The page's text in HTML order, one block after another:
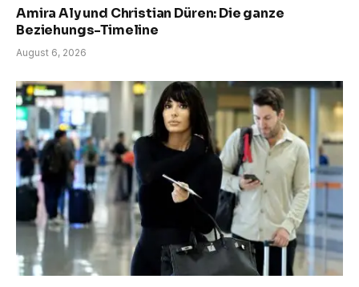
Amira Aly und Christian Düren: Die ganze
Beziehungs-Timeline
August 6, 2026